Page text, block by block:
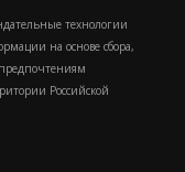
технологии
на основе сбора,
Российской